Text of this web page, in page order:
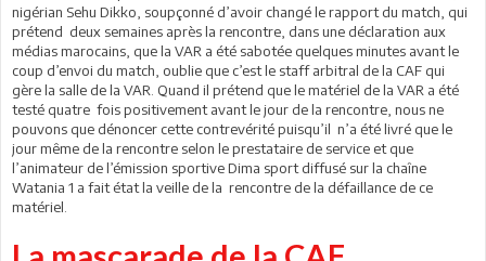
nigérian Sehu Dikko, soupçonné d’avoir changé le rapport du match, qui
prétend deux semaines après la rencontre, dans une déclaration aux
médias marocains, que la VAR a été sabotée quelques minutes avant le
coup d’envoi du match, oublie que c’est le staff arbitral de la CAF qui
gère la salle de la VAR. Quand il prétend que le matériel de la VAR a été
testé quatre fois positivement avant le jour de la rencontre, nous ne
pouvons que dénoncer cette contrevérité puisqu’il n’a été livré que le
jour même de la rencontre selon le prestataire de service et que
l’animateur de l’émission sportive Dima sport diffusé sur la chaîne
Watania 1 a fait état la veille de la rencontre de la défaillance de ce
matériel.